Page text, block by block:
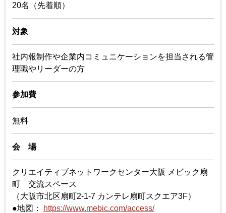
20名（先着順）
対象
社内報制作や企業内コミュニケーションを担当される管
理職やリーダーの方
参加費
無料
会 場
クリエイティブネットワークセンター大阪 メビック扇
町 交流スペース
（大阪市北区扇町2-1-7 カンテレ扇町スクエア3F）
●地図：
https://www.mebic.com/access/